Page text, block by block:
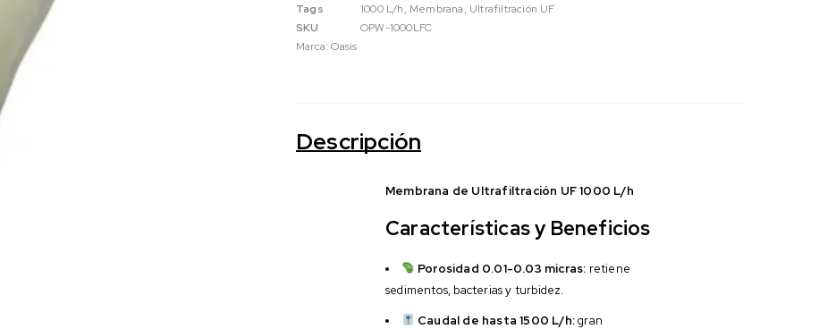
Tags
1000 L/h, Membrana, Ultrafiltración UF
SKU
OPW-1000LFC
Marca:Oasis
Descripción
Membrana de Ultrafiltración UF 1000 L/h
Características y Beneficios
Porosidad 0.01-0.03 micras: retiene
sedimentos, bacterias y turbidez.
Caudal de hasta 1500 L/h:gran